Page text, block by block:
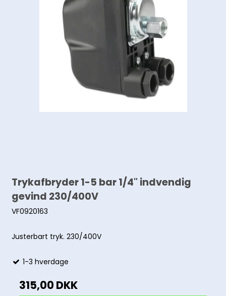
Trykafbryder 1-5 bar 1/4" indvendig
gevind 230/400V
VF0920163
Justerbart tryk. 230/400V
1-3 hverdage
315,00 DKK